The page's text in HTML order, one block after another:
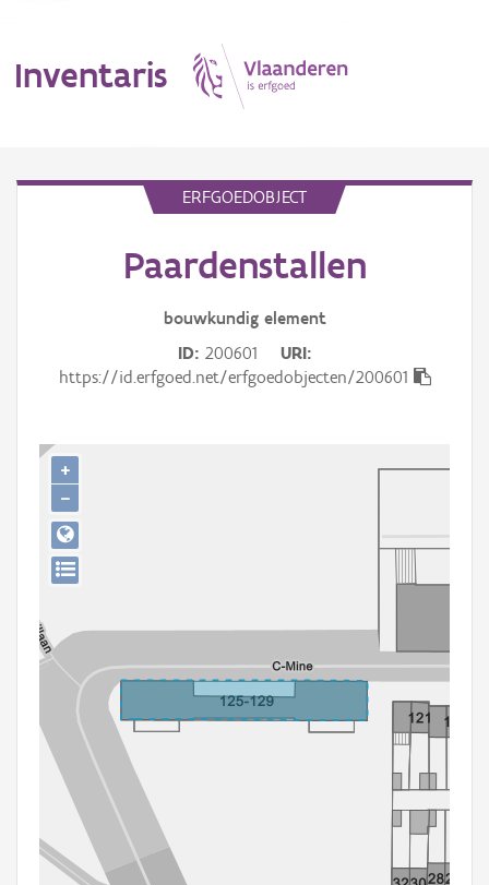
Inventaris
Gebeurtenis
Persoon of collectief
Downloads
Aanmelden
ERFGOEDOBJECT
Paardenstallen
bouwkundig element
ID 200601
URI
https://id.erfgoed.net/erfgoedobjecten/200601
+
−